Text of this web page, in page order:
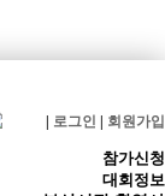
로그인 회원가입
참가신청
대회정보